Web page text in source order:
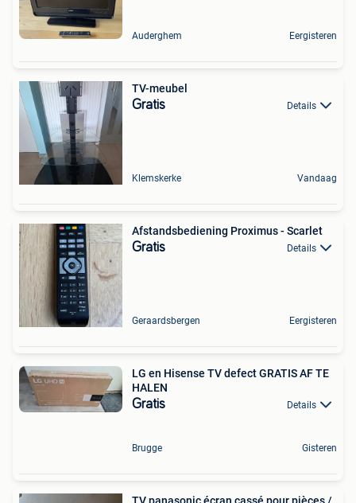
Auderghem Eergisteren
TV-meubel
Gratis Details
Klemskerke Vandaag
Afstandsbediening Proximus - Scarlet
Gratis Details
Geraardsbergen Eergisteren
LG en Hisense TV defect GRATIS AF TE
HALEN
Gratis Details
Brugge Gisteren